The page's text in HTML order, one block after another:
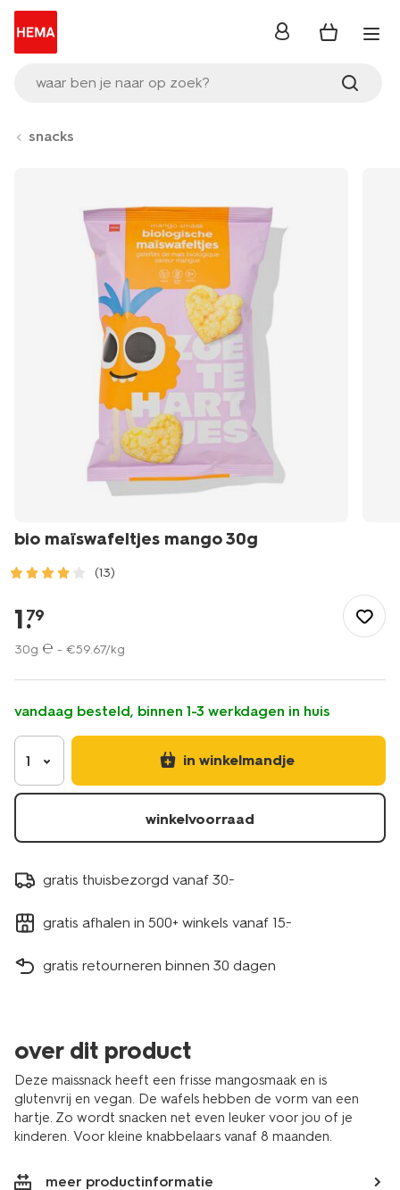
waar ben je naar op zoek?
inloggen
snacks
bio maïswafeltjes mango 30g
(13)
drinken/snacks/bio-
maiswafeltjes-
mango-
10250038.html
1.
79
30g ℮ - €59.67/kg
vandaag besteld, binnen 1-3 werkdagen in huis
1 in winkelmandje
winkelvoorraad
gratis thuisbezorgd vanaf 30.-
gratis afhalen in 500+ winkels vanaf 15.-
gratis retourneren binnen 30 dagen
over dit product
Deze maissnack heeft een frisse mangosmaak en is
glutenvrij en vegan. De wafels hebben de vorm van een
hartje. Zo wordt snacken net even leuker voor jou of je
kinderen. Voor kleine knabbelaars vanaf 8 maanden.
meer productinformatie